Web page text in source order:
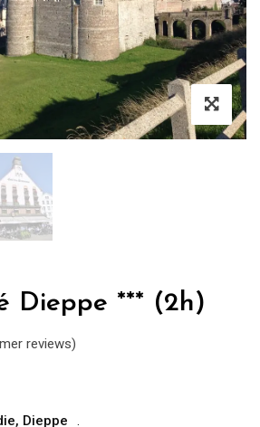
Dieppe *** (2h)
reviews)
, Dieppe